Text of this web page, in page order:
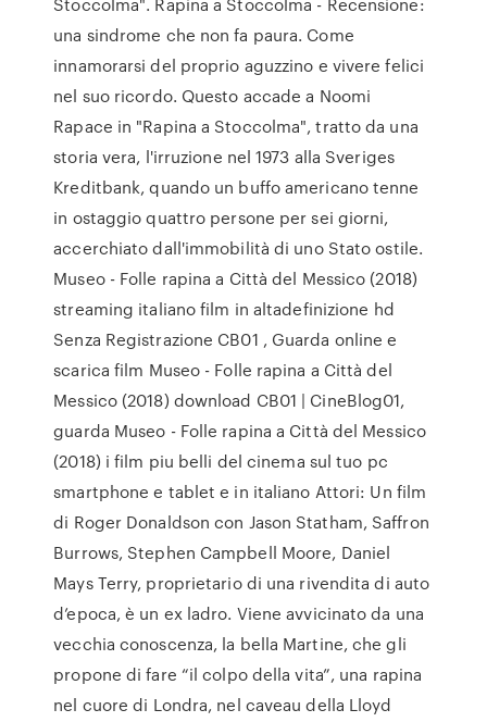
una sindrome che non fa paura. Come
innamorarsi del proprio aguzzino e vivere felici
nel suo ricordo. Questo accade a Noomi
Rapace in "Rapina a Stoccolma", tratto da una
storia vera, l'irruzione nel 1973 alla Sveriges
Kreditbank, quando un buffo americano tenne
in ostaggio quattro persone per sei giorni,
accerchiato dall'immobilità di uno Stato ostile.
Museo - Folle rapina a Città del Messico (2018)
streaming italiano film in altadefinizione hd
Senza Registrazione CB01 , Guarda online e
scarica film Museo - Folle rapina a Città del
Messico (2018) download CB01 | CineBlog01,
guarda Museo - Folle rapina a Città del Messico
(2018) i film piu belli del cinema sul tuo pc
smartphone e tablet e in italiano Attori: Un film
di Roger Donaldson con Jason Statham, Saffron
Burrows, Stephen Campbell Moore, Daniel
Mays Terry, proprietario di una rivendita di auto
d’epoca, è un ex ladro. Viene avvicinato da una
vecchia conoscenza, la bella Martine, che gli
propone di fare “il colpo della vita”, una rapina
nel cuore di Londra, nel caveau della Lloyd